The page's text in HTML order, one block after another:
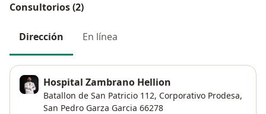
Consultorios (2)
Dirección En línea
Hospital Zambrano Hellion
Batallon de San Patricio 112, Corporativo Prodesa,
San Pedro Garza Garcia 66278